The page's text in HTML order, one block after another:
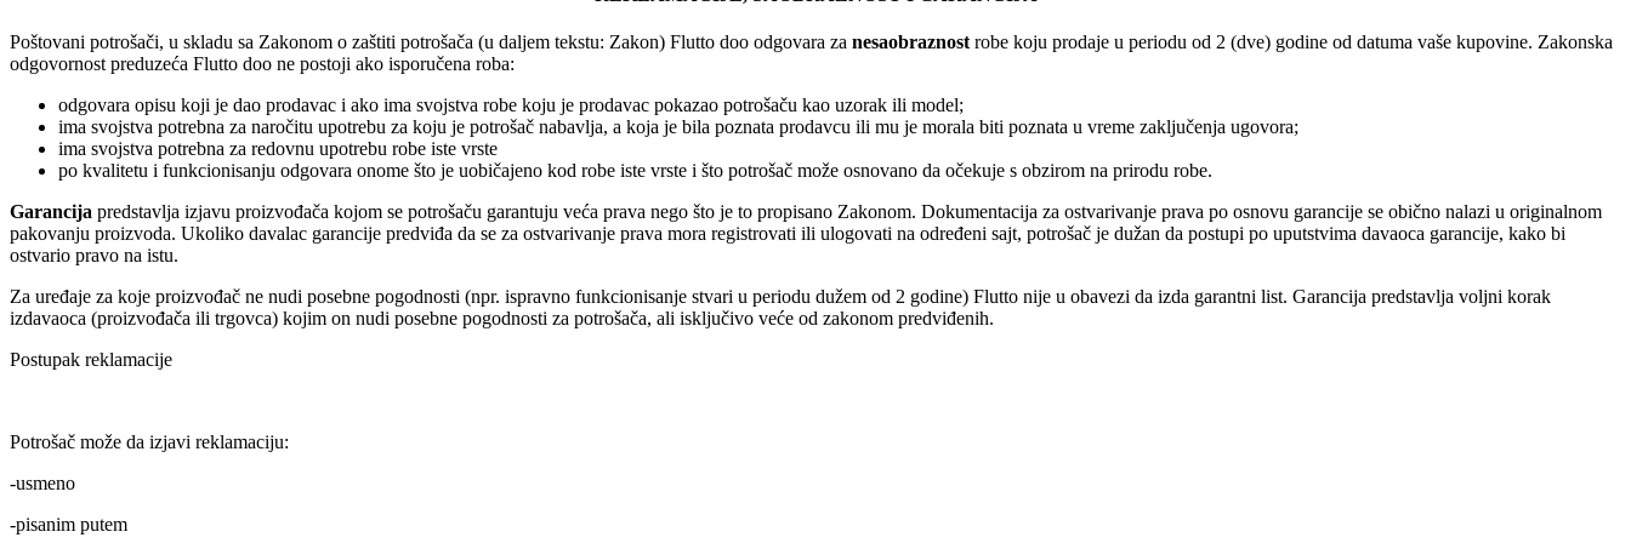
Poštovani potrošači, u skladu sa Zakonom o zaštiti potrošača (u daljem tekstu: Zakon) Flutto doo odgovara za nesaobraznost robe koju prodaje u periodu od 2 (dve) godine od datuma vaše kupovine. Zakonska
odgovornost preduzeća Flutto doo ne postoji ako isporučena roba:
odgovara opisu koji je dao prodavac i ako ima svojstva robe koju je prodavac pokazao potrošaču kao uzorak ili model;
ima svojstva potrebna za naročitu upotrebu za koju je potrošač nabavlja, a koja je bila poznata prodavcu ili mu je morala biti poznata u vreme zaključenja ugovora;
ima svojstva potrebna za redovnu upotrebu robe iste vrste
po kvalitetu i funkcionisanju odgovara onome što je uobičajeno kod robe iste vrste i što potrošač može osnovano da očekuje s obzirom na prirodu robe.
Garancija predstavlja izjavu proizvođača kojom se potrošaču garantuju veća prava nego što je to propisano Zakonom. Dokumentacija za ostvarivanje prava po osnovu garancije se obično nalazi u originalnom
pakovanju proizvoda. Ukoliko davalac garancije predviđa da se za ostvarivanje prava mora registrovati ili ulogovati na određeni sajt, potrošač je dužan da postupi po uputstvima davaoca garancije, kako bi
ostvario pravo na istu.
Za uređaje za koje proizvođač ne nudi posebne pogodnosti (npr. ispravno funkcionisanje stvari u periodu dužem od 2 godine) Flutto nije u obavezi da izda garantni list. Garancija predstavlja voljni korak
izdavaoca (proizvođača ili trgovca) kojim on nudi posebne pogodnosti za potrošača, ali isključivo veće od zakonom predviđenih.
Postupak reklamacije
Potrošač može da izjavi reklamaciju:
-usmeno
-pisanim putem